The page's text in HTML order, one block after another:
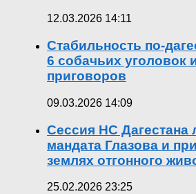
12.03.2026 14:11
Стабильность по-
6 собачьих уголовок
приговоров
09.03.2026 14:09
Сессия НС Дагестана
мандата Глазова и
землях отгонного
25.02.2026 23:25